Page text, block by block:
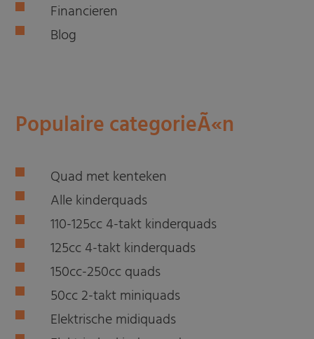
Financieren
Blog
Populaire categorieÃ«n
Quad met kenteken
Alle kinderquads
110-125cc 4-takt kinderquads
125cc 4-takt kinderquads
150cc-250cc quads
50cc 2-takt miniquads
Elektrische midiquads